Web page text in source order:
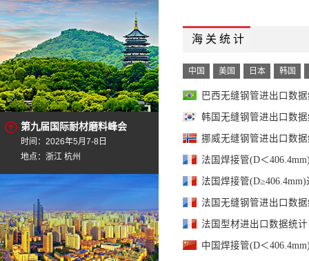
第九届国际耐材磨料峰会
时间：2026年5月7-8日
地点：浙江 杭州
海 关 统 计
中国 美国 日本 韩国
巴西无缝钢管进出口数据
韩国无缝钢管进出口数据
挪威无缝钢管进出口数据
法国焊接管(D＜
法国焊接管
法国无缝钢管进出口数据
法国型材进出口数据统计
中国焊接管(D＜